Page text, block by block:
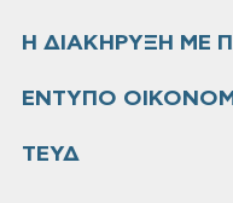
Η ΔΙΑΚΗΡΥΞΗ ΜΕ
ΕΝΤΥΠΟ
ΤΕΥΔ